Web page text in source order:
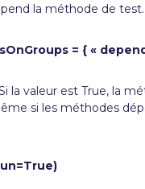
la méthode de test.
= { «
la valeur est True, la
si les méthodes